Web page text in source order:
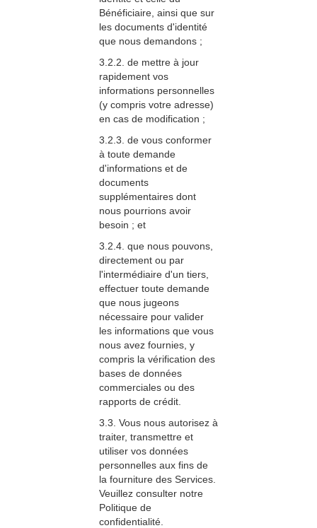
Bénéficiaire, ainsi que sur
les documents d'identité
que nous demandons ;
3.2.2. de mettre à jour
rapidement vos
informations personnelles
(y compris votre adresse)
en cas de modification ;
3.2.3. de vous conformer
à toute demande
d'informations et de
documents
supplémentaires dont
nous pourrions avoir
besoin ; et
3.2.4. que nous pouvons,
directement ou par
l'intermédiaire d'un tiers,
effectuer toute demande
que nous jugeons
nécessaire pour valider
les informations que vous
nous avez fournies, y
compris la vérification des
bases de données
commerciales ou des
rapports de crédit.
3.3. Vous nous autorisez à
traiter, transmettre et
utiliser vos données
personnelles aux fins de
la fourniture des Services.
Veuillez consulter notre
Politique de
confidentialité.